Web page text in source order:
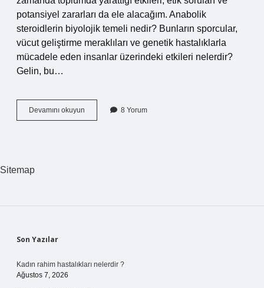
potansiyel zararları da ele alacağım. Anabolik
steroidlerin biyolojik temeli nedir? Bunların sporcular,
vücut geliştirme meraklıları ve genetik hastalıklarla
mücadele eden insanlar üzerindeki etkileri nelerdir?
Gelin, bu…
Devamını okuyun Anabolika
nedir
8 Yorum
Sitemap
Sidebar
Son Yazılar
Kadın rahim hastalıkları nelerdir ?
Ağustos 7, 2026